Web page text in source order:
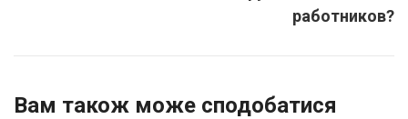
работников?
Вам також може сподобатися